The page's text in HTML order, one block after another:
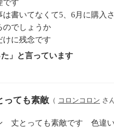
です
書いてなくて5、6月に購入
のでしょうか
けに残念です
」と言っています
っても素敵 （ コロンコロン さ
丈とっても素敵です 色違